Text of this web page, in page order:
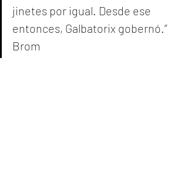
jinetes por igual. Desde ese
entonces, Galbatorix gobernó.”
Brom